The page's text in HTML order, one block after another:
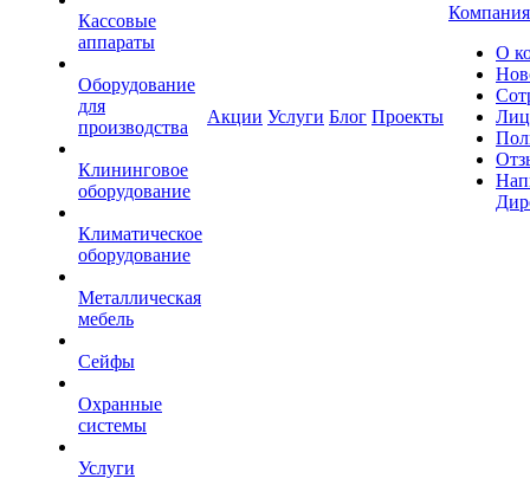
Кассовые
аппараты
Оборудование
для
производства
Клининговое
оборудование
Климатическое
оборудование
Металлическая
мебель
Сейфы
Охранные
системы
Услуги
Акции Услуги Блог Проекты
Компания
О